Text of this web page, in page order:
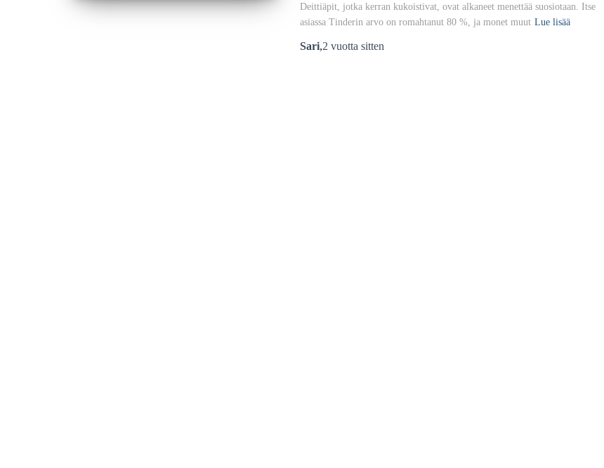
Deittiäpit, jotka kerran kukoistivat, ovat alkaneet menettää suosiotaan. Itse
asiassa Tinderin arvo on romahtanut 80 %, ja monet muut Lue lisää
Sari,2 vuotta sitten